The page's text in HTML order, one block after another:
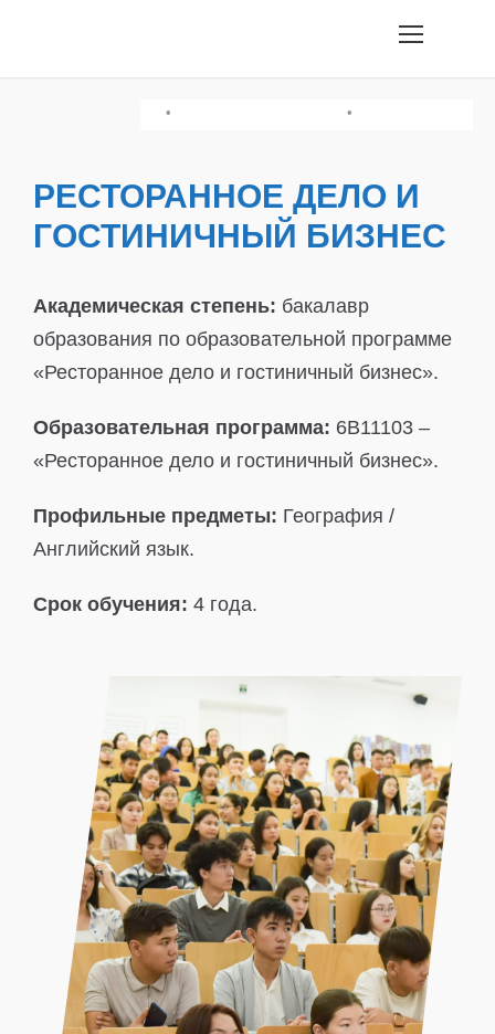
РЕСТОРАННОЕ ДЕЛО И
ГОСТИНИЧНЫЙ БИЗНЕС
Академическая степень: бакалавр
образования по образовательной программе
«Ресторанное дело и гостиничный бизнес».
Образовательная программа: 6B11103 –
«Ресторанное дело и гостиничный бизнес».
Профильные предметы: География /
Английский язык.
Срок обучения: 4 года.
Творческий Экзамен
• Грамотность Чтения/История Казахстана
•